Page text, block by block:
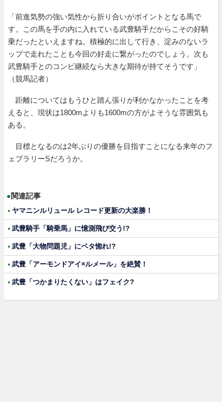
「前進気勢の強い気性から折り合いがポイントとなる馬で
す。この馬を手の内に入れている武豊騎手だからこその好騎
乗だったといえますね。積極的に出して行き、淀みのないラ
ップで走れたことも今回の好走に繋がったのでしょう。次も
武豊騎手とのコンビ継続なら大きな期待が持てそうです」
（競馬記者）
距離についてはもうひと踏ん張りが利かなかったことを考
えると、現状は1800mよりも1600mの方がよそうな雰囲気も
ある。
目標となるのは2年ぶりの優勝を目指すことになる来年のフ
ェブラリーSだろうか。
●関連記事
ヤマニンルリュール レコード更新の大楽勝！
武豊騎手「騎乗馬」に憶測飛び交う!?
武豊「大物問題児」にベタ惚れ!?
武豊「アーモンドアイ×ルメール」を絶賛！
武豊「つかまりたくない」はフェイク?